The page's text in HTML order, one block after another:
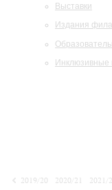
Выставки
Издания
Инклюзивные
2019/20
2020/21 2021/